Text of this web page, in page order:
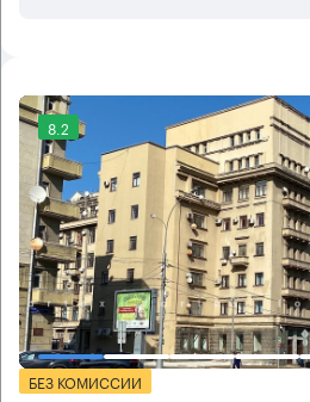
8.2
БЕЗ КОМИССИИ